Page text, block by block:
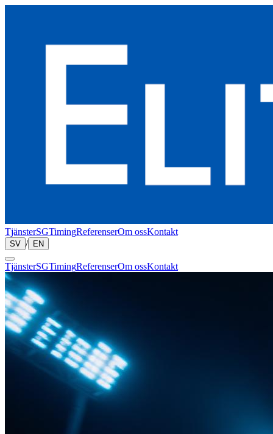
TjänsterSGTimingReferenserOm ossKontakt
SV / EN
TjänsterSGTimingReferenserOm ossKontakt